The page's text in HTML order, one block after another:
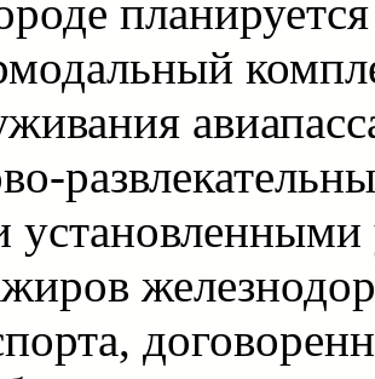
планируется
установленными